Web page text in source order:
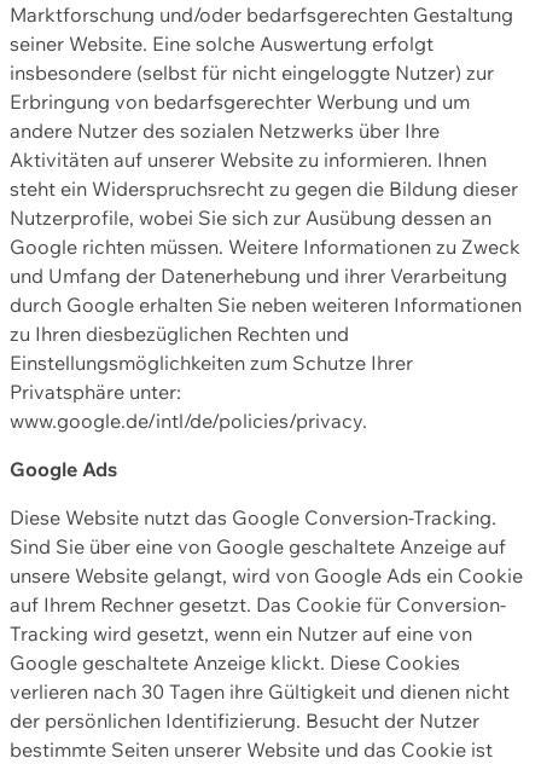
Marktforschung und/oder bedarfsgerechten Gestaltung
seiner Website. Eine solche Auswertung erfolgt
insbesondere (selbst für nicht eingeloggte Nutzer) zur
Erbringung von bedarfsgerechter Werbung und um
andere Nutzer des sozialen Netzwerks über Ihre
Aktivitäten auf unserer Website zu informieren. Ihnen
steht ein Widerspruchsrecht zu gegen die Bildung dieser
Nutzerprofile, wobei Sie sich zur Ausübung dessen an
Google richten müssen. Weitere Informationen zu Zweck
und Umfang der Datenerhebung und ihrer Verarbeitung
durch Google erhalten Sie neben weiteren Informationen
zu Ihren diesbezüglichen Rechten und
Einstellungsmöglichkeiten zum Schutze Ihrer
Privatsphäre unter:
www.google.de/intl/de/policies/privacy.
Google Ads
Diese Website nutzt das Google Conversion-Tracking.
Sind Sie über eine von Google geschaltete Anzeige auf
unsere Website gelangt, wird von Google Ads ein Cookie
auf Ihrem Rechner gesetzt. Das Cookie für Conversion-
Tracking wird gesetzt, wenn ein Nutzer auf eine von
Google geschaltete Anzeige klickt. Diese Cookies
verlieren nach 30 Tagen ihre Gültigkeit und dienen nicht
der persönlichen Identifizierung. Besucht der Nutzer
bestimmte Seiten unserer Website und das Cookie ist